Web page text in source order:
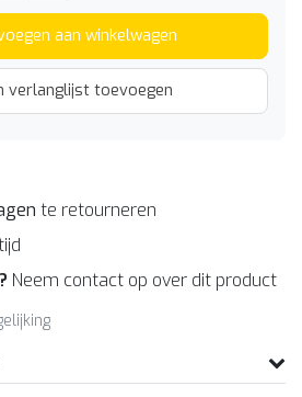
aan winkelwagen
verlanglijst toevoegen
te retourneren
Neem contact op over dit product